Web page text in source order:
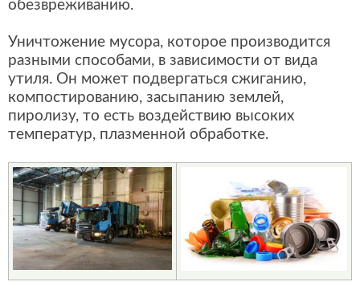
обезвреживанию.
Уничтожение мусора, которое производится
разными способами, в зависимости от вида
утиля. Он может подвергаться сжиганию,
компостированию, засыпанию землей,
пиролизу, то есть воздействию высоких
температур, плазменной обработке.